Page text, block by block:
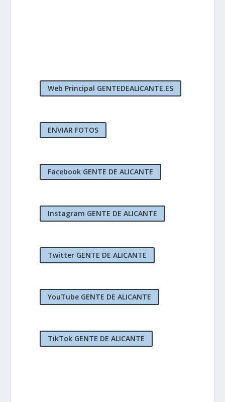
Web Principal GENTEDEALICANTE.ES
ENVIAR FOTOS
Facebook GENTE DE ALICANTE
Instagram GENTE DE ALICANTE
Twitter GENTE DE ALICANTE
YouTube GENTE DE ALICANTE
TikTok GENTE DE ALICANTE